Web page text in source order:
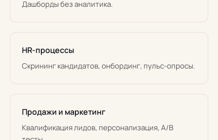
Дашборды без аналитика.
HR-процессы
Скрининг кандидатов, онбординг, пульс-опросы.
Продажи и маркетинг
Квалификация лидов, персонализация, A/B